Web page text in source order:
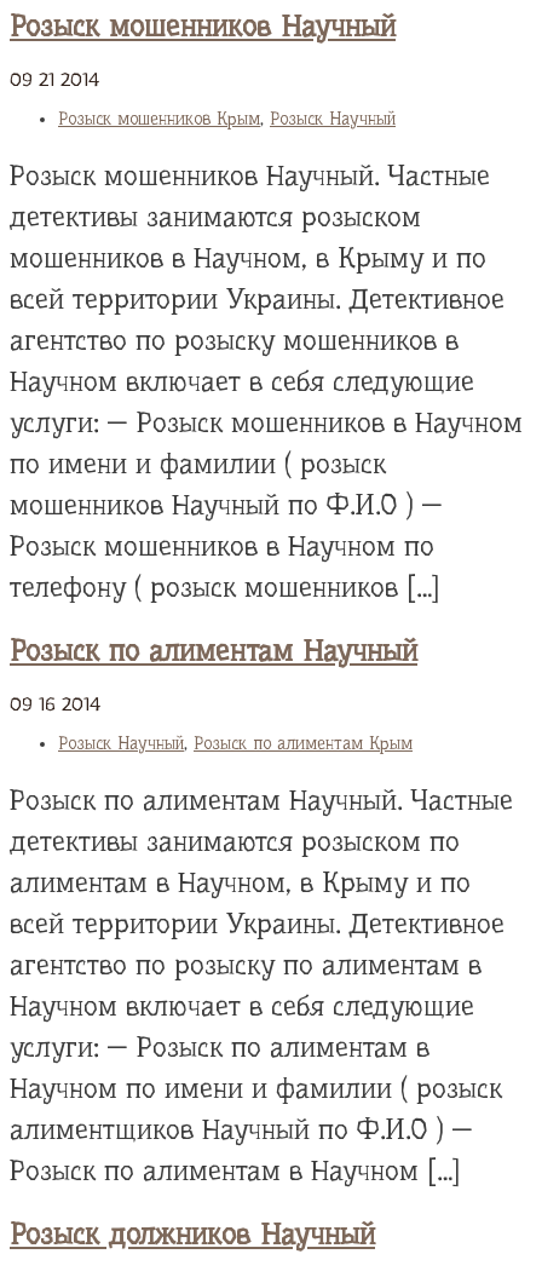
Розыск мошенников Научный
09 21 2014
Розыск мошенников Крым, Розыск Научный
Розыск мошенников Научный. Частные
детективы занимаются розыском
мошенников в Научном, в Крыму и по
всей территории Украины. Детективное
агентство по розыску мошенников в
Научном включает в себя следующие
услуги: — Розыск мошенников в Научном
по имени и фамилии ( розыск
мошенников Научный по Ф.И.О ) —
Розыск мошенников в Научном по
телефону ( розыск мошенников […]
Розыск по алиментам Научный
09 16 2014
Розыск Научный, Розыск по алиментам Крым
Розыск по алиментам Научный. Частные
детективы занимаются розыском по
алиментам в Научном, в Крыму и по
всей территории Украины. Детективное
агентство по розыску по алиментам в
Научном включает в себя следующие
услуги: — Розыск по алиментам в
Научном по имени и фамилии ( розыск
алиментщиков Научный по Ф.И.О ) —
Розыск по алиментам в Научном […]
Розыск должников Научный